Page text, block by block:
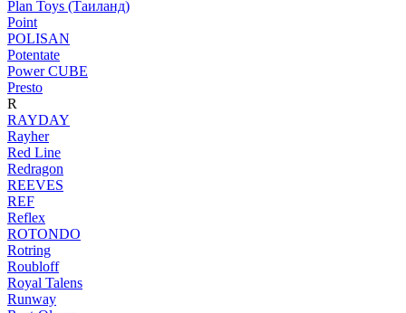
Plan Toys (Таиланд)
Point
POLISAN
Potentate
Power CUBE
Presto
R
RAYDAY
Rayher
Red Line
Redragon
REEVES
REF
Reflex
ROTONDO
Rotring
Roubloff
Royal Talens
Runway